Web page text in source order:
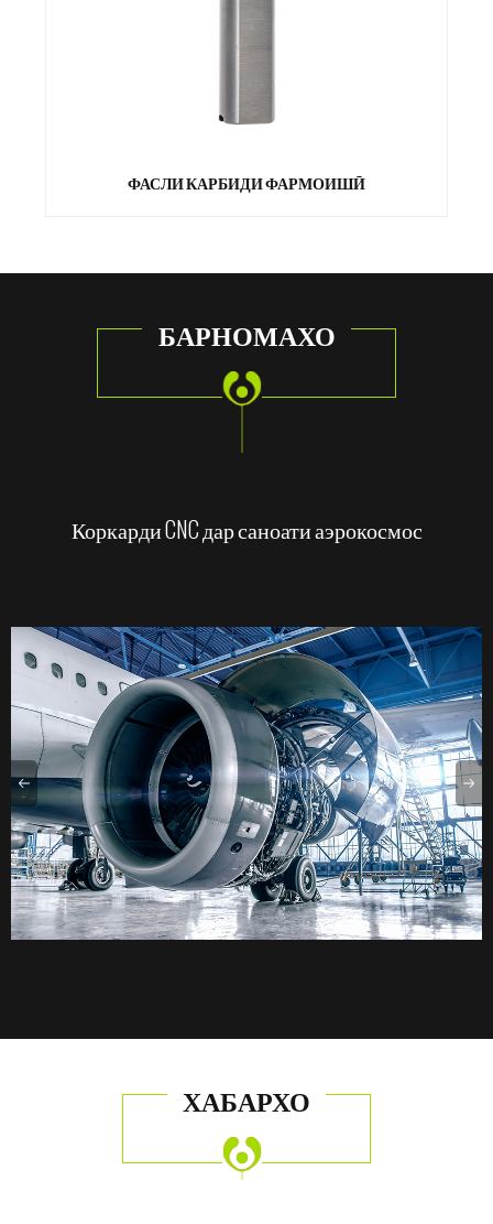
ФАСЛИ КАРБИДИ ФАРМОИШӢ
БАРНОМАХО
Коркарди CNC дар саноати аэрокосмос
ХАБАРХО